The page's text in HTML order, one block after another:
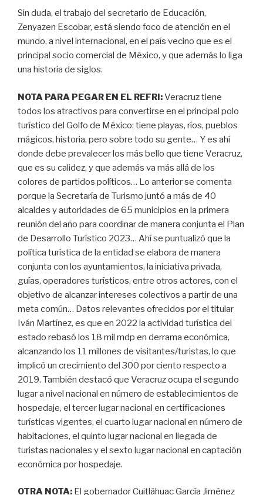
Sin duda, el trabajo del secretario de Educación,
Zenyazen Escobar, está siendo foco de atención en el
mundo, a nivel internacional, en el país vecino que es el
principal socio comercial de México, y que además lo liga
una historia de siglos.
NOTA PARA PEGAR EN EL REFRI:Veracruz tiene
todos los atractivos para convertirse en el principal polo
turístico del Golfo de México: tiene playas, ríos, pueblos
mágicos, historia, pero sobre todo su gente… Y es ahí
donde debe prevalecer los más bello que tiene Veracruz,
que es su calidez, y que además va más allá de los
colores de partidos políticos… Lo anterior se comenta
porque la Secretaría de Turismo juntó a más de 40
alcaldes y autoridades de 65 municipios en la primera
reunión del año para coordinar de manera conjunta el Plan
de Desarrollo Turístico 2023… Ahí se puntualizó que la
política turística de la entidad se elabora de manera
conjunta con los ayuntamientos, la iniciativa privada,
guías, operadores turísticos, entre otros actores, con el
objetivo de alcanzar intereses colectivos a partir de una
meta común… Datos relevantes ofrecidos por el titular
Iván Martínez, es que en 2022 la actividad turística del
estado rebasó los 18 mil mdp en derrama económica,
alcanzando los 11 millones de visitantes/turistas, lo que
implicó un crecimiento del 300 por ciento respecto a
2019. También destacó que Veracruz ocupa el segundo
lugar a nivel nacional en número de establecimientos de
hospedaje, el tercer lugar nacional en certificaciones
turísticas vigentes, el cuarto lugar nacional en número de
habitaciones, el quinto lugar nacional en llegada de
turistas nacionales y el sexto lugar nacional en captación
económica por hospedaje.
OTRA NOTA: El gobernador Cuitláhuac García Jiménez